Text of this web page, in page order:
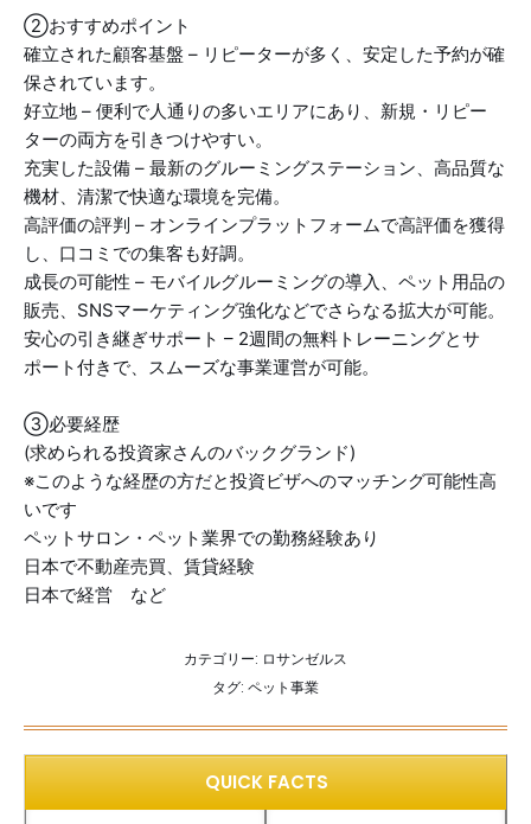
②おすすめポイント
確立された顧客基盤 – リピーターが多く、安定した予約が確
保されています。
好立地 – 便利で人通りの多いエリアにあり、新規・リピー
ターの両方を引きつけやすい。
充実した設備 – 最新のグルーミングステーション、高品質な
機材、清潔で快適な環境を完備。
高評価の評判 – オンラインプラットフォームで高評価を獲得
し、口コミでの集客も好調。
成長の可能性 – モバイルグルーミングの導入、ペット用品の
販売、SNSマーケティング強化などでさらなる拡大が可能。
安心の引き継ぎサポート – 2週間の無料トレーニングとサ
ポート付きで、スムーズな事業運営が可能。
③必要経歴
(求められる投資家さんのバックグランド)
※このような経歴の方だと投資ビザへのマッチング可能性高
いです
ペットサロン・ペット業界での勤務経験あり
日本で不動産売買、賃貸経験
日本で経営 など
カテゴリー: ロサンゼルス
タグ: ペット事業
QUICK FACTS